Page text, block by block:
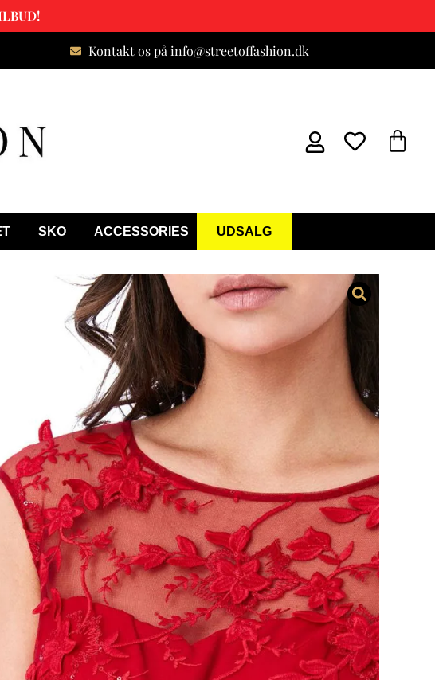
Kontakt os på info@streetoffashion.dk
SKO ACCESSORIES UDSALG
Rød Festkjole Kjole
TILFØJ TIL KURV
Add To Wishlist
Best Sellers , Kjoler ,Korte kjoler ,Udsalg
køb for 500 kr
– 1-2 hverdage til pakkeshop
100% Dansk webshop